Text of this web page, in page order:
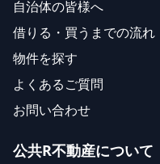
自治体の皆様へ
借りる・買うまでの流れ
物件を探す
よくあるご質問
お問い合わせ
公共R不動産について